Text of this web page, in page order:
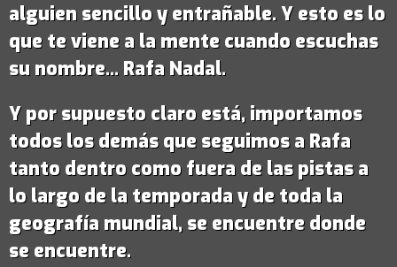
alguien sencillo y entrañable. Y esto es lo
que te viene a la mente cuando escuchas
su nombre... Rafa Nadal.
Y por supuesto claro está, importamos
todos los demás que seguimos a Rafa
tanto dentro como fuera de las pistas a
lo largo de la temporada y de toda la
geografía mundial, se encuentre donde
se encuentre.